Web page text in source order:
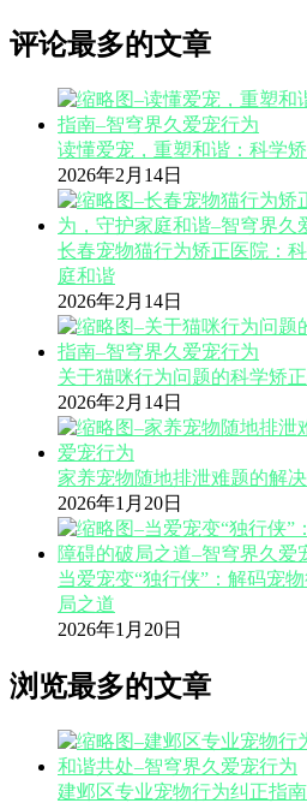
评论最多的文章
读懂爱宠，重塑和谐：科学
2026年2月14日
长春宠物猫行为矫正医院：
庭和谐
2026年2月14日
关于猫咪行为问题的科学矫
2026年2月14日
家养宠物随地排泄难题的解
2026年1月20日
当爱宠变“独行侠”：解码宠
局之道
2026年1月20日
浏览最多的文章
建邺区专业宠物行为纠正指